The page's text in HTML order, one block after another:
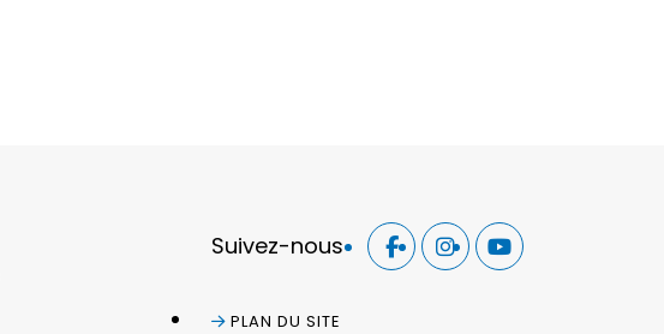
Suivez-nous
PLAN DU SITE